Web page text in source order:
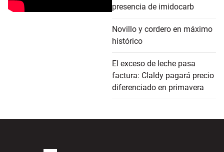
presencia de imidocarb
Novillo y cordero en máximo
histórico
El exceso de leche pasa
factura: Claldy pagará precio
diferenciado en primavera